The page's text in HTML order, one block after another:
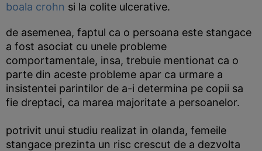
boala crohn si la colite ulcerative.
de asemenea, faptul ca o persoana este stangace
a fost asociat cu unele probleme
comportamentale, insa, trebuie mentionat ca o
parte din aceste probleme apar ca urmare a
insistentei parintilor de a-i determina pe copii sa
fie dreptaci, ca marea majoritate a persoanelor.
potrivit unui studiu realizat in olanda, femeile
stangace prezinta un risc crescut de a dezvolta